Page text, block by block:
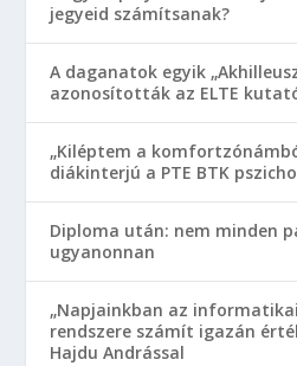
jegyeid számítsanak?
A daganatok egyik
azonosították az ELTE
„Kiléptem a
diákinterjú a PTE BTK
Diploma után: nem minden
ugyanonnan
„Napjainkban az
rendszere számít igazán
Hajdu Andrással